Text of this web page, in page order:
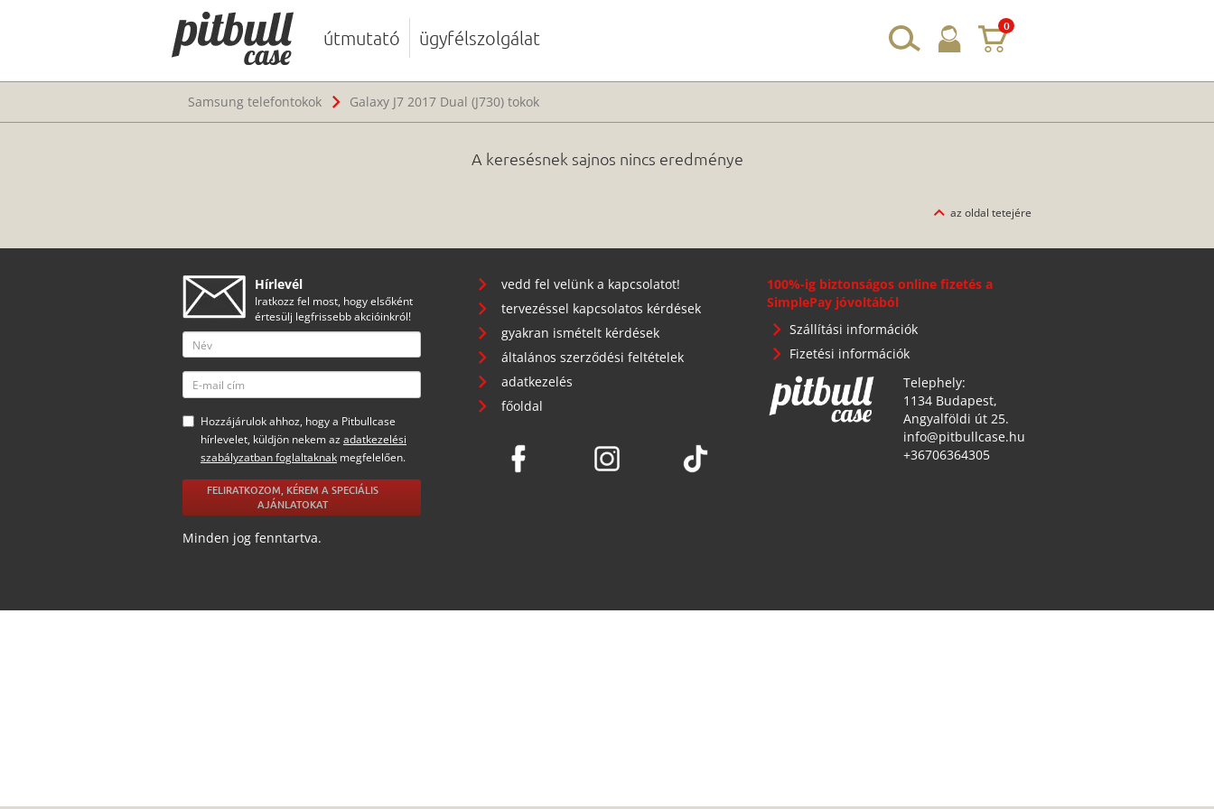
0
útmutató ügyfélszolgálat
Samsung telefontokok Galaxy J7 2017 Dual (J730) tokok
A keresésnek sajnos nincs eredménye
az oldal tetejére
Hírlevél
Iratkozz fel most, hogy elsőként
értesülj legfrissebb akcióinkról!
Hozzájárulok ahhoz, hogy a Pitbullcase
hírlevelet, küldjön nekem azadatkezelési
szabályzatban foglaltaknak megfelelően.
FELIRATKOZOM, KÉREM A SPECIÁLIS
AJÁNLATOKAT
Minden jog fenntartva.
vedd fel velünk a kapcsolatot!
tervezéssel kapcsolatos kérdések
gyakran ismételt kérdések
általános szerződési feltételek
adatkezelés
főoldal
100%-ig biztonságos online fizetés a
SimplePay jóvoltából
Szállítási információk
Fizetési információk
Telephely:
1134 Budapest,
Angyalföldi út 25.
info@pitbullcase.hu
+36706364305